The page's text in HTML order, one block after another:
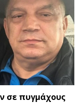
σε πυγμάχους